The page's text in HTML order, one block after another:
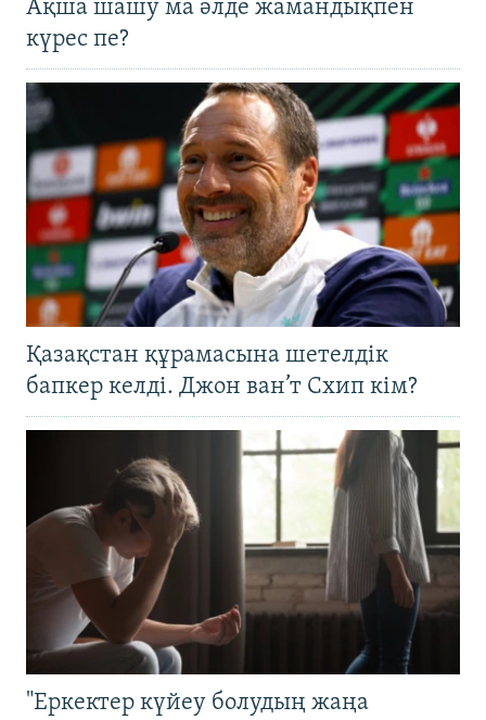
Ақша шашу ма әлде жамандықпен
күрес пе?
Қазақстан құрамасына шетелдік
бапкер келді. Джон ван’т Схип кім?
"Еркектер күйеу болудың жаңа